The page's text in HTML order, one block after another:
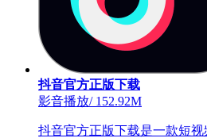
抖音官方正版下载
影音播放/152.92M
抖音官方正版下载是一款短